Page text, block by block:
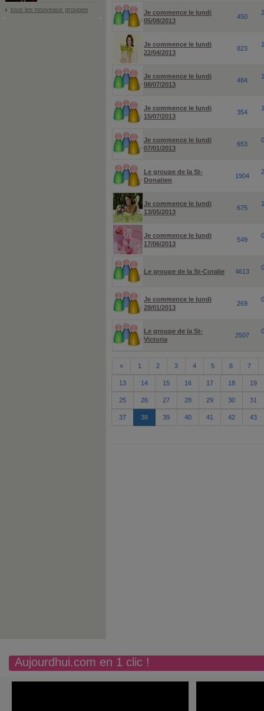
tous les nouveaux groupes
Je commence le lundi
05/08/2013
450
Je commence le lundi
22/04/2013
823
Je commence le lundi
08/07/2013
484
Je commence le lundi
15/07/2013
354
Je commence le lundi
07/01/2013
653
Le groupe de la St-
Donatien
1904
Je commence le lundi
13/05/2013
675
Je commence le lundi
17/06/2013
549
Le groupe de la St-Coralie 4613
Je commence le lundi
28/01/2013
269
Le groupe de la St-
Victoria
2507
« 1 2 3 4 5 6 7
13 14 15 16 17 18 19
25 26 27 28 29 30 31
37 38 39 40 41 42 43
Aujourdhui.com en 1 clic !